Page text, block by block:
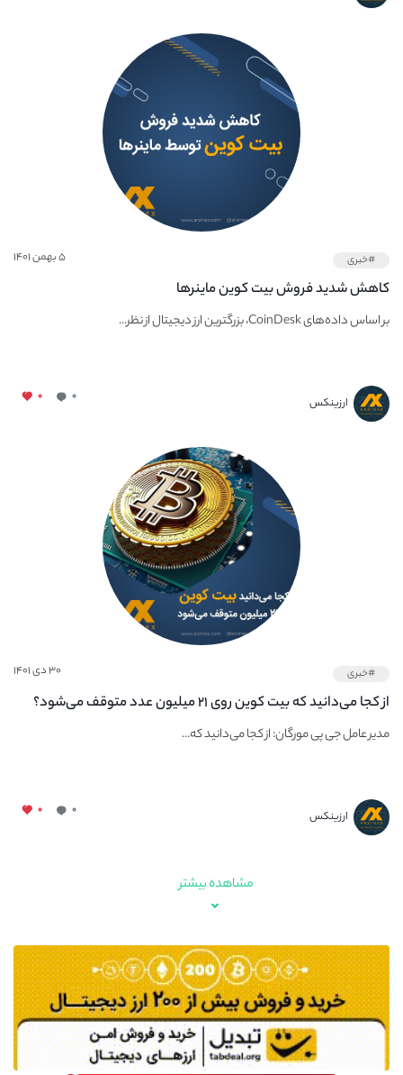
#خبری ۵ بهمن ۱۴۰۱
کاهش شدید فروش بیت کوین ماینرها
بر اساس داده‌های CoinDesk، بزرگترین ارز دیجیتال از نظر...
ارزینکس ۰ ۰
#خبری ۳۰ دی ۱۴۰۱
از کجا می‌دانید که بیت کوین روی ۲۱ میلیون عدد متوقف می‌شود؟
مدیر عامل جی پی مورگان: از کجا می‌دانید که...
ارزینکس ۰ ۰
مشاهده بیشتر